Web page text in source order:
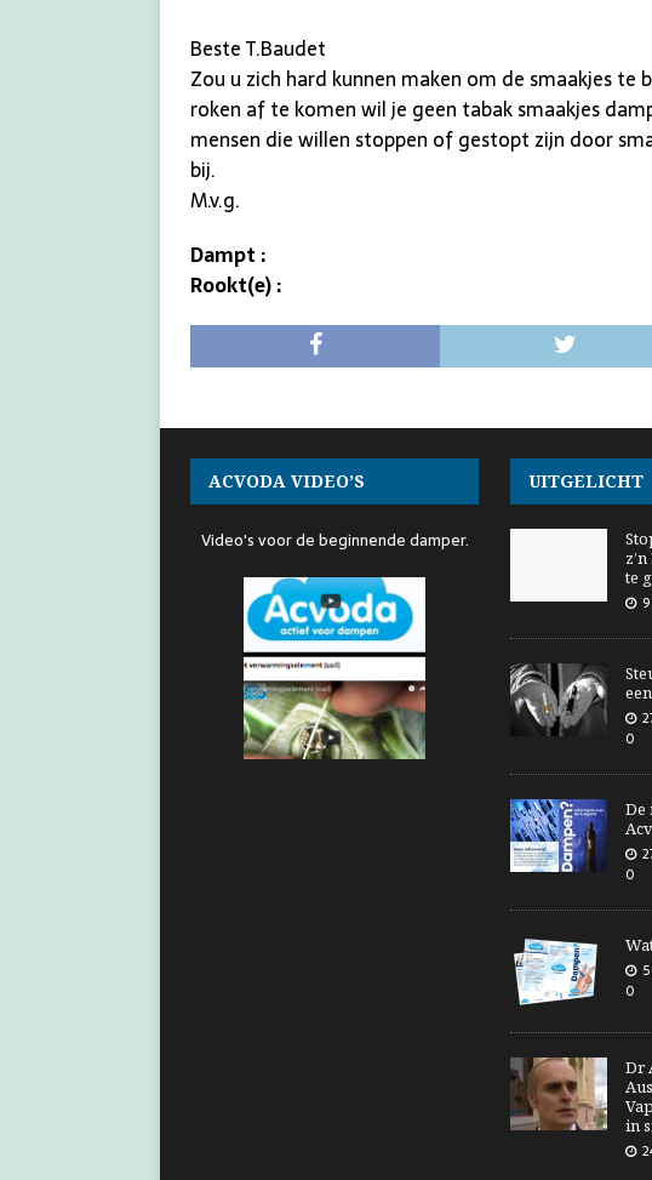
Beste T.Baudet
Zou u zich hard kunnen maken om de smaakjes
roken af te komen wil je geen tabak smaakjes
mensen die willen stoppen of gestopt zijn door
bij.
M.v.g.
Dampt :
Rookt(e) :
ACVODA VIDEO’S
Video's voor de beginnende damper.
UITGELICHT
te
0
De
0
0
Dr
in